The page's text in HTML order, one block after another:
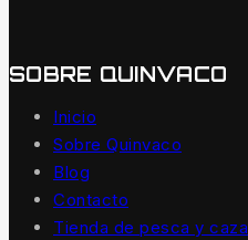
SOBRE QUINVACO
Inicio
Sobre Quinvaco
Blog
Contacto
Tienda de pesca y caza